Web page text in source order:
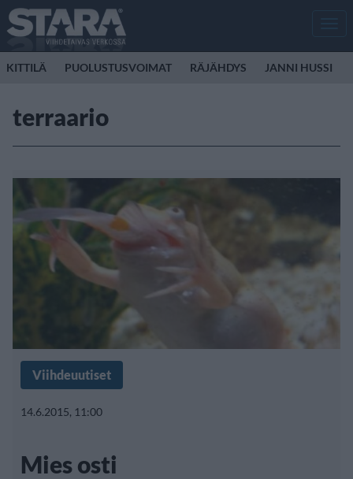
KITTILÄ PUOLUSTUSVOIMAT RÄJÄHDYS JANNI HUSSI
terraario
Viihdeuutiset
14.6.2015, 11:00
Mies osti